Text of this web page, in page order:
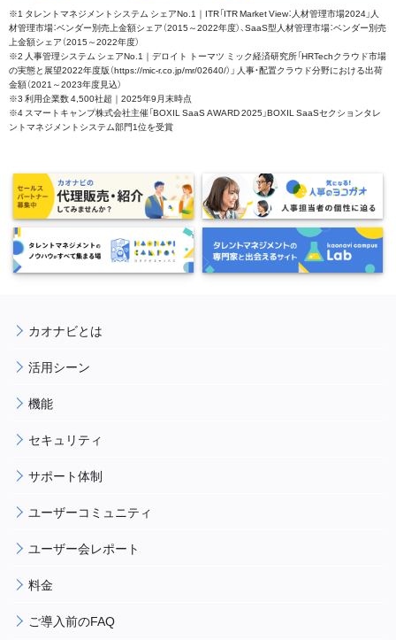
※1 タレントマネジメントシステム シェアNo.1｜ITR「ITR Market View：人材管理市場2024」人
材管理市場：ベンダー別売上金額シェア（2015～2022年度）、SaaS型人材管理市場：ベンダー別売
上金額シェア（2015～2022年度）
※2 人事管理システム シェアNo.1｜デロイト トーマツ ミック経済研究所「HRTechクラウド市場
の実態と展望2022年度版（https://mic-r.co.jp/mr/02640/）」 人事・配置クラウド分野における出荷
金額（2021～2023年度見込）
※3 利用企業数 4,500社超｜2025年9月末時点
※4 スマートキャンプ株式会社主催「BOXIL SaaS AWARD 2025」BOXIL SaaSセクションタレ
ントマネジメントシステム部門1位を受賞
カオナビとは
活用シーン
機能
セキュリティ
サポート体制
ユーザーコミュニティ
ユーザー会レポート
料金
ご導入前のFAQ